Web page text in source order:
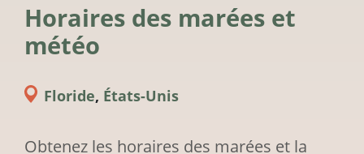
Horaires des marées et
météo
Floride, États-Unis
Obtenez les horaires des marées et la